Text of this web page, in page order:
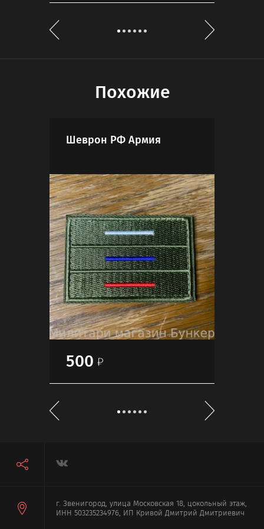
Похожие
Шеврон РФ Армия
500
г. Звенигород, улица Московская 18, цокольный этаж,
ИНН 503235234976, ИП Кривой Дмитрий Дмитриевич